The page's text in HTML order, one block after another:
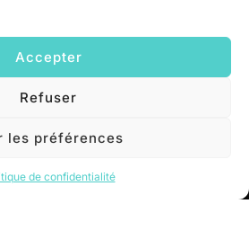
Accepter
Refuser
les préférences
de confidentialité